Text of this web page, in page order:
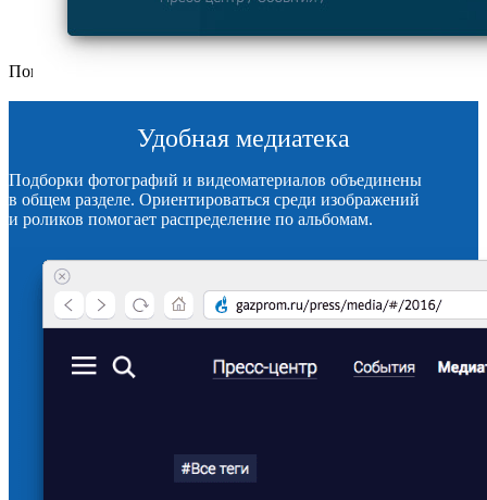
Поиск по тегам
Удобная медиатека
Подборки фотографий и видеоматериалов объединены
в общем разделе. Ориентироваться среди изображений
и роликов помогает распределение по альбомам.